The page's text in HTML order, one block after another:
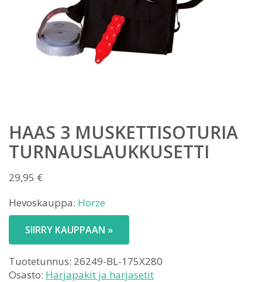
HAAS 3 MUSKETTISOTURIA
TURNAUSLAUKKUSETTI
29,95 €
Hevoskauppa: Horze
SIIRRY KAUPPAAN »
Tuotetunnus: 26249-BL-175X280
Osasto: Harjapakit ja harjasetit